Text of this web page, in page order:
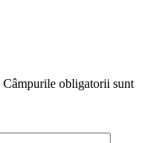
Câmpurile obligatorii sunt